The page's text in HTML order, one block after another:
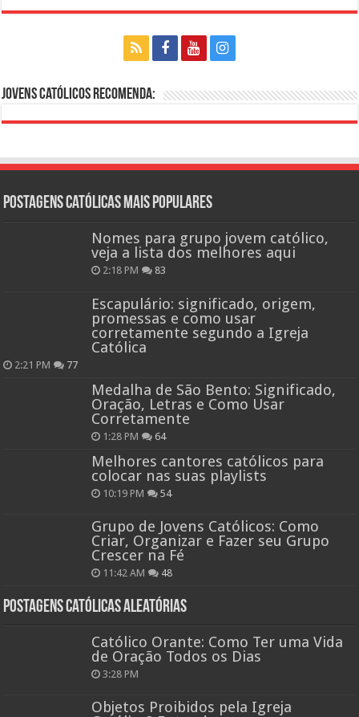
Jovens Católicos Recomenda:
Postagens católicas mais Populares
Nomes para grupo jovem católico,
veja a lista dos melhores aqui
2:18 PM 83
Escapulário: significado, origem,
promessas e como usar
corretamente segundo a Igreja
Católica
2:21 PM 77
Medalha de São Bento: Significado,
Oração, Letras e Como Usar
Corretamente
1:28 PM 64
Melhores cantores católicos para
colocar nas suas playlists
10:19 PM 54
Grupo de Jovens Católicos: Como
Criar, Organizar e Fazer seu Grupo
Crescer na Fé
11:42 AM 48
Postagens católicas aleatórias
Católico Orante: Como Ter uma Vida
de Oração Todos os Dias
3:28 PM
Objetos Proibidos pela Igreja